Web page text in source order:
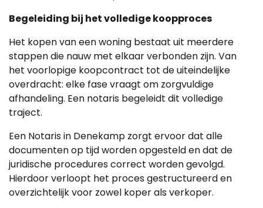
Begeleiding bij het volledige koopproces
Het kopen van een woning bestaat uit meerdere
stappen die nauw met elkaar verbonden zijn. Van
het voorlopige koopcontract tot de uiteindelijke
overdracht: elke fase vraagt om zorgvuldige
afhandeling. Een notaris begeleidt dit volledige
traject.
Een Notaris in Denekamp zorgt ervoor dat alle
documenten op tijd worden opgesteld en dat de
juridische procedures correct worden gevolgd.
Hierdoor verloopt het proces gestructureerd en
overzichtelijk voor zowel koper als verkoper.